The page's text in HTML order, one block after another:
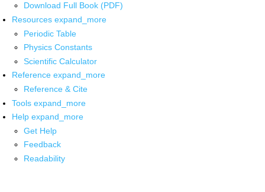
Download Full Book (PDF)
Resources expand_more
Periodic Table
Physics Constants
Scientific Calculator
Reference expand_more
Reference & Cite
Tools expand_more
Help expand_more
Get Help
Feedback
Readability